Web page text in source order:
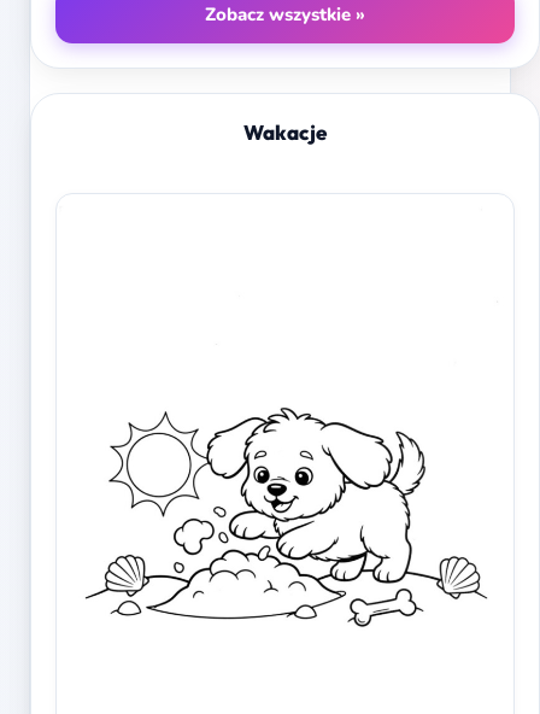
Zobacz wszystkie »
Wakacje